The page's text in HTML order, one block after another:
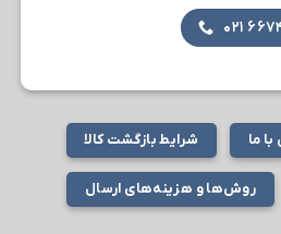
۰۲۱
ما شرایط بازگشت کالا
روش‌ها و هزینه‌های ارسال